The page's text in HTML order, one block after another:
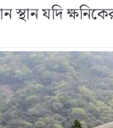
স্থান যদি